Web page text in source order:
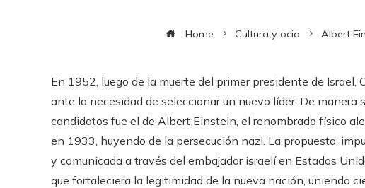
Home Cultura y ocio Albert
En 1952, luego de la muerte del primer presidente de
ante la necesidad de seleccionar un nuevo líder. De
candidatos fue el de Albert Einstein, el renombrado físico
en 1933, huyendo de la persecución nazi. La propuesta,
y comunicada a través del embajador israelí en Estados
que fortaleciera la legitimidad de la nueva nación, uniendo